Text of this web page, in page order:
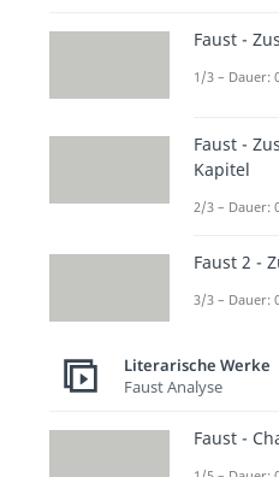
Faust -
1/3 – Dauer:
Faust -
Kapitel
2/3 – Dauer:
Faust 2 -
3/3 – Dauer:
Literarische Werke
Faust Analyse
Faust -